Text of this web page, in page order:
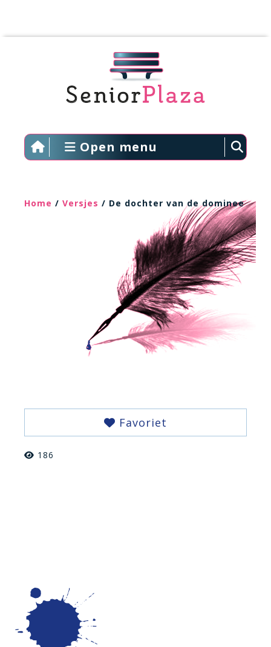
Open menu
Home / Versjes / De dochter van de dominee
Favoriet
186